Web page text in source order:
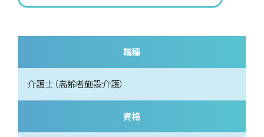
職種
介護士（高齢者施設介護）
資格